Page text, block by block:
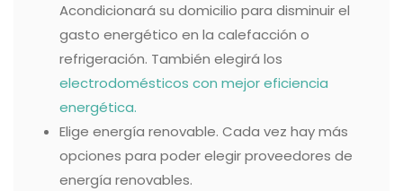
Acondicionará su domicilio para disminuir el
gasto energético en la calefacción o
refrigeración. También elegirá los
electrodomésticos con mejor eficiencia
energética.
Elige energía renovable. Cada vez hay más
opciones para poder elegir proveedores de
energía renovables.